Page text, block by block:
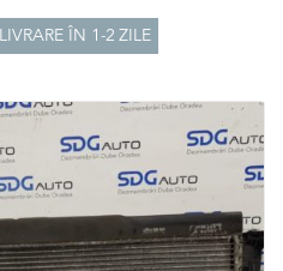
LIVRARE ÎN 1-2 ZILE